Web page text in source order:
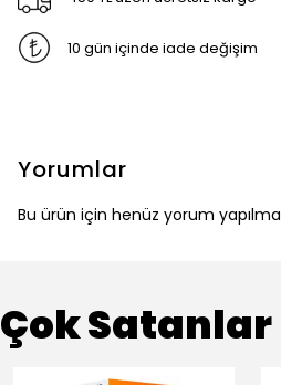
10 gün içinde iade değişim
Yorumlar
Bu ürün için henüz yorum
Çok Satanlar